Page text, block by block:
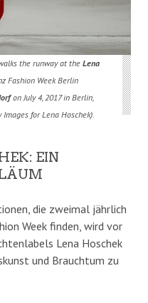
the runway at theLena
Fashion Week Berlin
on July 4, 2017 in Berlin,
for Lena Hoschek).
EIN
die zweimal jährlich
Week finden, wird vor
Lena Hoschek
und Brauchtum zu